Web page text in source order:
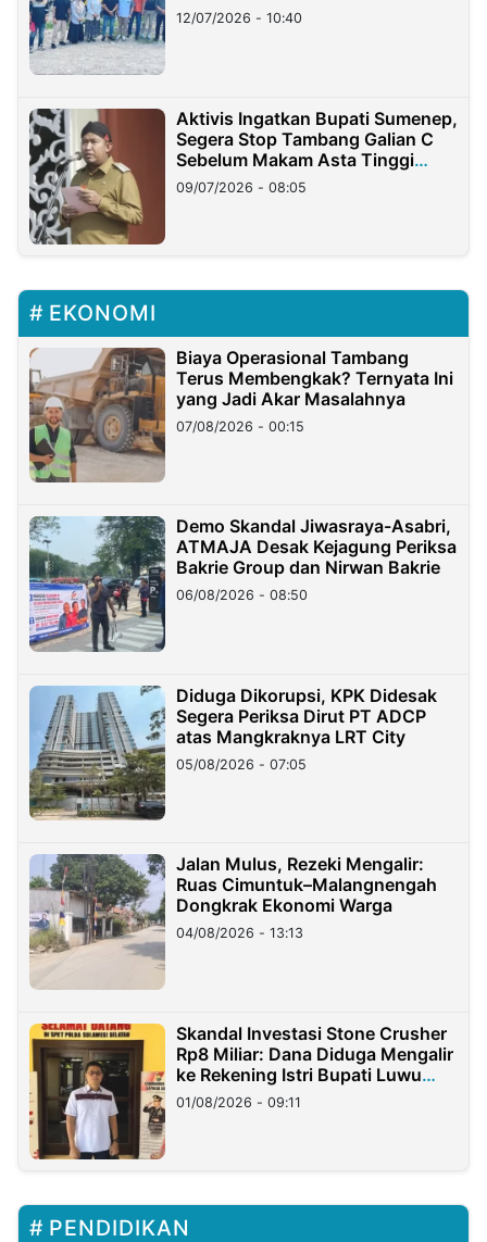
12/07/2026 - 10:40
Aktivis Ingatkan Bupati Sumenep,
Segera Stop Tambang Galian C
Sebelum Makam Asta Tinggi
Longsor
09/07/2026 - 08:05
EKONOMI
Biaya Operasional Tambang
Terus Membengkak? Ternyata Ini
yang Jadi Akar Masalahnya
07/08/2026 - 00:15
Demo Skandal Jiwasraya-Asabri,
ATMAJA Desak Kejagung Periksa
Bakrie Group dan Nirwan Bakrie
06/08/2026 - 08:50
Diduga Dikorupsi, KPK Didesak
Segera Periksa Dirut PT ADCP
atas Mangkraknya LRT City
05/08/2026 - 07:05
Jalan Mulus, Rezeki Mengalir:
Ruas Cimuntuk–Malangnengah
Dongkrak Ekonomi Warga
04/08/2026 - 13:13
Skandal Investasi Stone Crusher
Rp8 Miliar: Dana Diduga Mengalir
ke Rekening Istri Bupati Luwu
Timur
01/08/2026 - 09:11
PENDIDIKAN